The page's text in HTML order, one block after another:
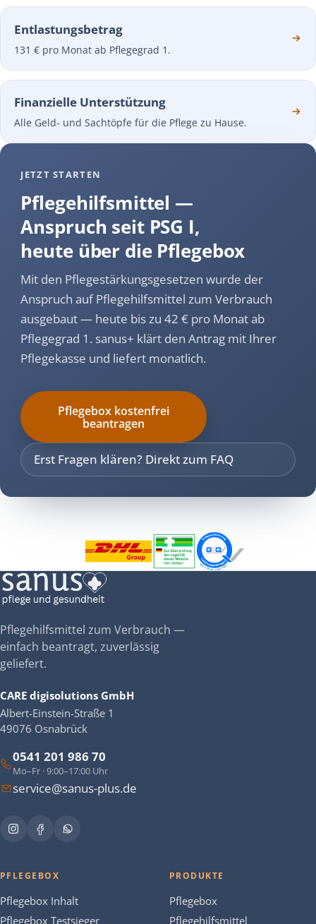
Entlastungsbetrag
131 € pro Monat ab Pflegegrad 1.
Finanzielle Unterstützung
Alle Geld- und Sachtöpfe für die Pflege zu Hause.
JETZT STARTEN
Pflegehilfsmittel —
Anspruch seit PSG I,
heute über die Pflegebox
Mit den Pflegestärkungsgesetzen wurde der
Anspruch auf Pflegehilfsmittel zum Verbrauch
ausgebaut — heute bis zu 42 € pro Monat ab
Pflegegrad 1. sanus+ klärt den Antrag mit Ihrer
Pflegekasse und liefert monatlich.
Pflegebox kostenfrei
beantragen
Erst Fragen klären? Direkt zum FAQ
Pflegehilfsmittel zum Verbrauch —
einfach beantragt, zuverlässig
geliefert.
CARE digisolutions GmbH
Albert-Einstein-Straße 1
49076 Osnabrück
0541 201 986 70
Mo–Fr · 9:00–17:00 Uhr
service@sanus-plus.de
PFLEGEBOX
Pflegebox Inhalt
PRODUKTE
Pflegebox